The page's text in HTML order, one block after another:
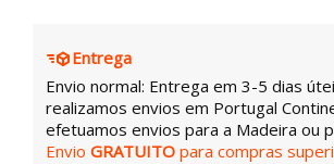
Entrega
Envio normal: Entrega em 3-5 dias
realizamos envios em Portugal
efetuamos envios para a Madeira ou
Envio GRATUITO para compras